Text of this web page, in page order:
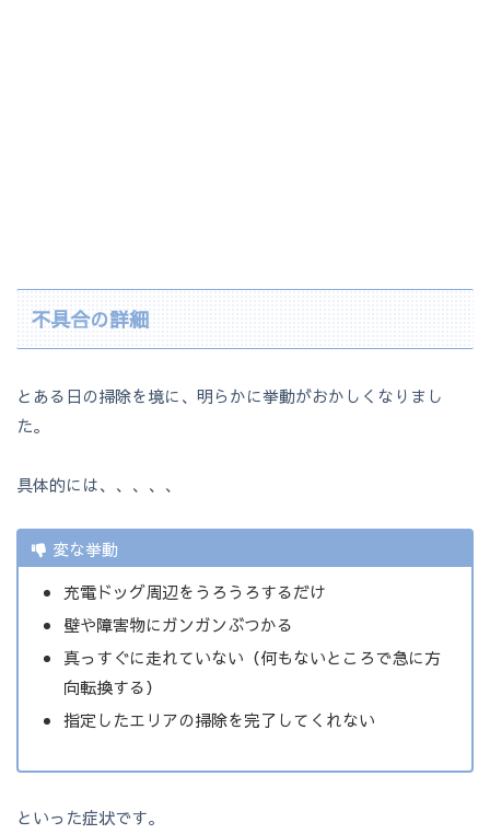
不具合の詳細
とある日の掃除を境に、明らかに挙動がおかしくなりまし
た。
具体的には、、、、、
変な挙動
充電ドッグ周辺をうろうろするだけ
壁や障害物にガンガンぶつかる
真っすぐに走れていない（何もないところで急に方
向転換する）
指定したエリアの掃除を完了してくれない
といった症状です。